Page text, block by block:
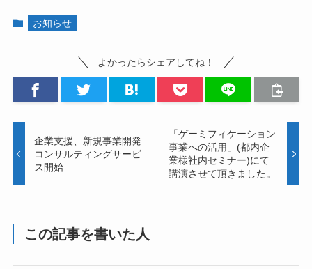
お知らせ
よかったらシェアしてね！
企業支援、新規事業開発
コンサルティングサービ
ス開始
「ゲーミフィケーション
事業への活用」(都内企
業様社内セミナー)にて
講演させて頂きました。
この記事を書いた人